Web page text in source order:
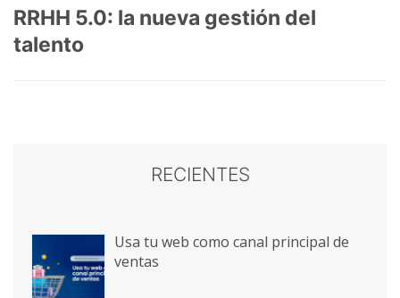
RRHH 5.0: la nueva gestión del
talento
RECIENTES
Usa tu web como canal principal de
ventas